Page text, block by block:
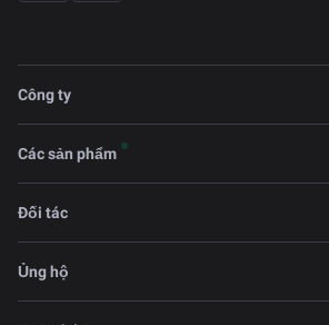
Công ty
Các sản phẩm
Đối tác
Ủng hộ